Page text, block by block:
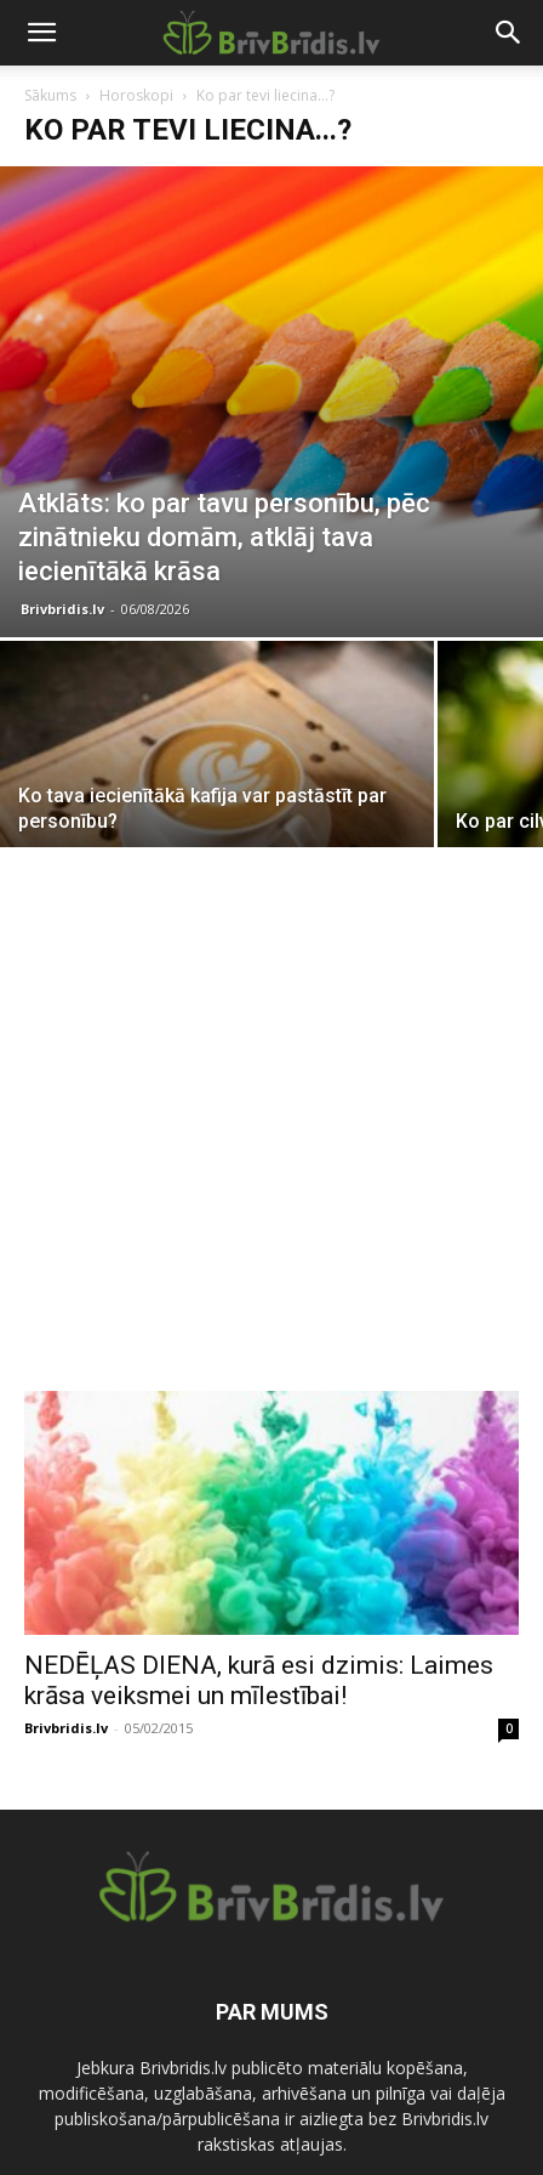
Sākums Horoskopi Ko par tevi liecina...?
KO PAR TEVI LIECINA...?
Atklāts: ko par tavu personību, pēc
zinātnieku domām, atklāj tava
iecienītākā krāsa
Brivbridis.lv - 06/08/2026
Ko tava iecienītākā kafija var pastāstīt par
personību?
Ko par
NEDĒĻAS DIENA, kurā esi dzimis: Laimes
krāsa veiksmei un mīlestībai!
Brivbridis.lv - 05/02/2015 0
PAR MUMS
Jebkura Brivbridis.lv publicēto materiālu kopēšana,
modificēšana, uzglabāšana, arhivēšana un pilnīga vai daļēja
publiskošana/pārpublicēšana ir aizliegta bez Brivbridis.lv
rakstiskas atļaujas.